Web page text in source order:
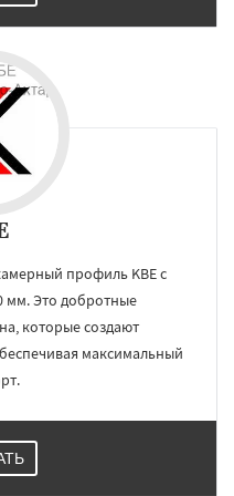
профиль KBE с
Это добротные
которые создают
максимальный